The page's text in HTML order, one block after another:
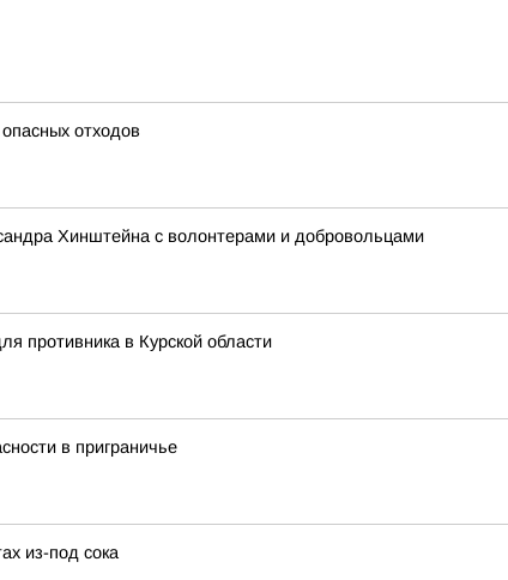
отходов
Хинштейна с волонтерами и добровольцами
противника в Курской области
в приграничье
из-под сока